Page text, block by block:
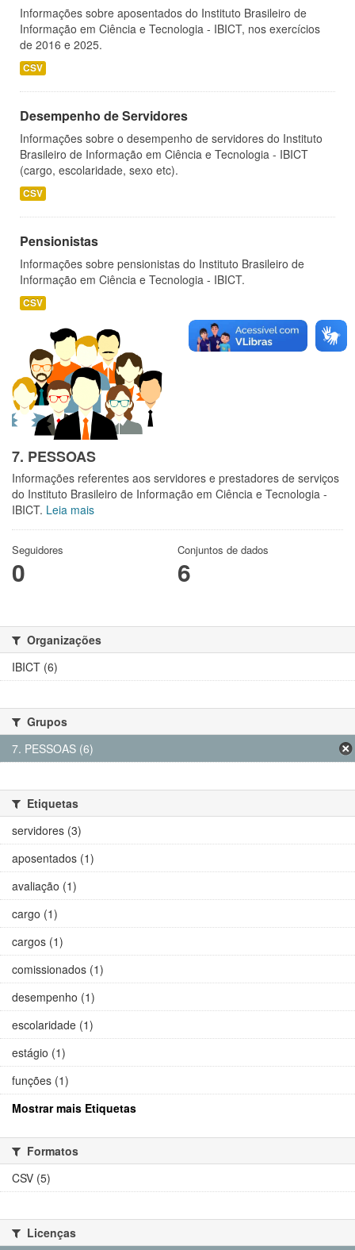
Informações sobre aposentados do Instituto Brasileiro de
Informação em Ciência e Tecnologia - IBICT, nos exercícios
de 2016 e 2025.
CSV
Desempenho de Servidores
Informações sobre o desempenho de servidores do Instituto
Brasileiro de Informação em Ciência e Tecnologia - IBICT
(cargo, escolaridade, sexo etc).
CSV
Pensionistas
Informações sobre pensionistas do Instituto Brasileiro de
Informação em Ciência e Tecnologia - IBICT.
CSV
7. PESSOAS
Informações referentes aos servidores e prestadores de serviços
do Instituto Brasileiro de Informação em Ciência e Tecnologia -
IBICT. Leia mais
Seguidores
0
Conjuntos de dados
6
Organizações
IBICT (6)
Grupos
7. PESSOAS (6)
Etiquetas
servidores (3)
aposentados (1)
avaliação (1)
cargo (1)
cargos (1)
comissionados (1)
desempenho (1)
escolaridade (1)
estágio (1)
funções (1)
Mostrar mais Etiquetas
Formatos
CSV (5)
Licenças